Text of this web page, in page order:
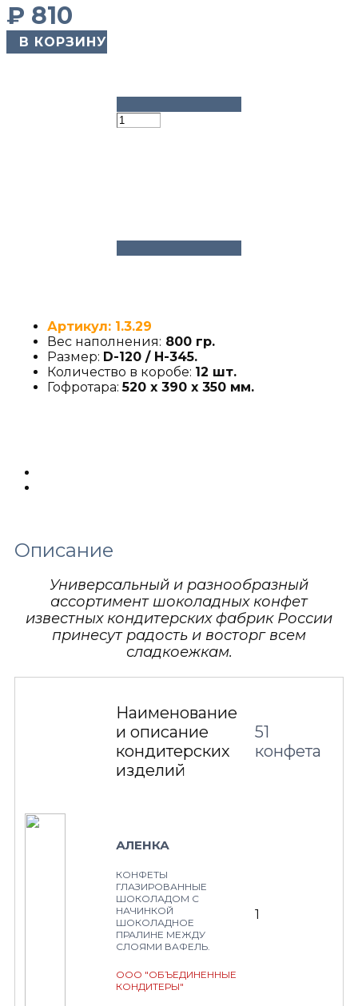
₽ 810
​ В КОРЗИНУ
Артикул: 1.3.29
Вес наполнения: 800 гр.
Размер: D-120 / H-345.
Количество в коробе: 12 шт.
Гофротара:520 х 390 х 350 мм.
Описание
Универсальный и разнообразный
ассортимент шоколадных конфет
известных кондитерских фабрик России
принесут радость и восторг всем
сладкоежкам.
Наименование
и описание
кондитерских
изделий
51
конфета
АЛЕНКА
КОНФЕТЫ
ГЛАЗИРОВАННЫЕ
ШОКОЛАДОМ С
НАЧИНКОЙ
ШОКОЛАДНОЕ
ПРАЛИНЕ МЕЖДУ
СЛОЯМИ ВАФЕЛЬ.
ООО "ОБЪЕДИНЕННЫЕ
КОНДИТЕРЫ"
1